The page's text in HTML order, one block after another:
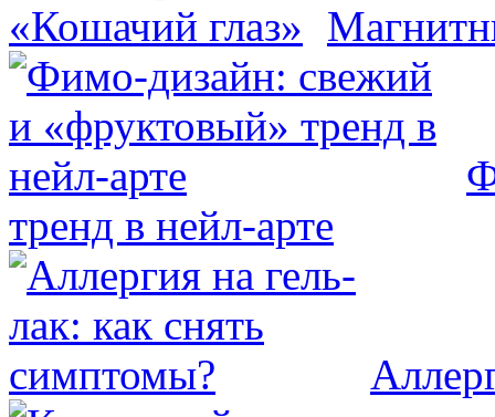
тренд в нейл-арте